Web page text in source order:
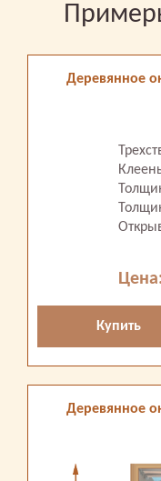
Деревянное
Купить
Деревянное